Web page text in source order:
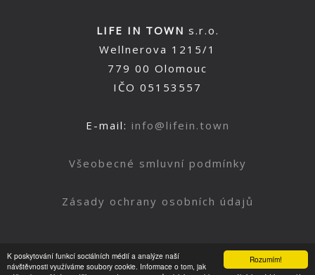
Rozumím!
K poskytování funkcí sociálních médií a analýze naší
návštěvnosti využíváme soubory cookie. Informace o tom, jak
LIFE IN TOWN s.r.o.
Wellnerova 1215/1
779 00 Olomouc
IČO 05153557
E-mail: info@lifein.town
Všeobecné smluvní podmínky
Zásady ochrany osobních údajů
Nahoru